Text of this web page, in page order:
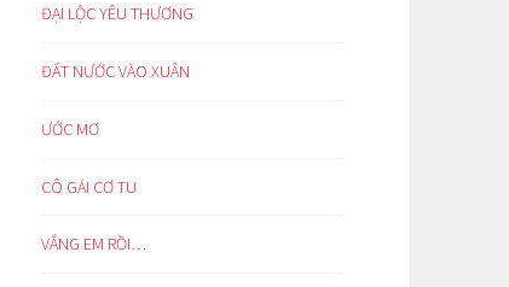
ĐẠI LỘC YÊU THƯƠNG
ĐẤT NƯỚC VÀO XUÂN
ƯỚC MƠ
CÔ GÁI CƠ TU
VẮNG EM RỒI…